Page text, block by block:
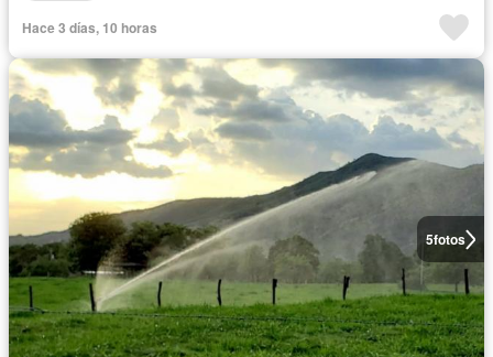
Hace 3 días, 10 horas
5fotos